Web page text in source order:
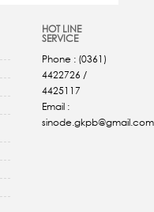
HOT LINE
SERVICE
Phone : (0361)
4422726 /
4425117
Email :
sinode.gkpb@gmail.com